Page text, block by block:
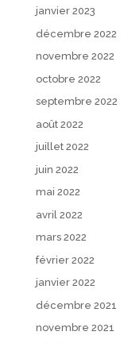
janvier 2023
décembre 2022
novembre 2022
octobre 2022
septembre 2022
août 2022
juillet 2022
juin 2022
mai 2022
avril 2022
mars 2022
février 2022
janvier 2022
décembre 2021
novembre 2021